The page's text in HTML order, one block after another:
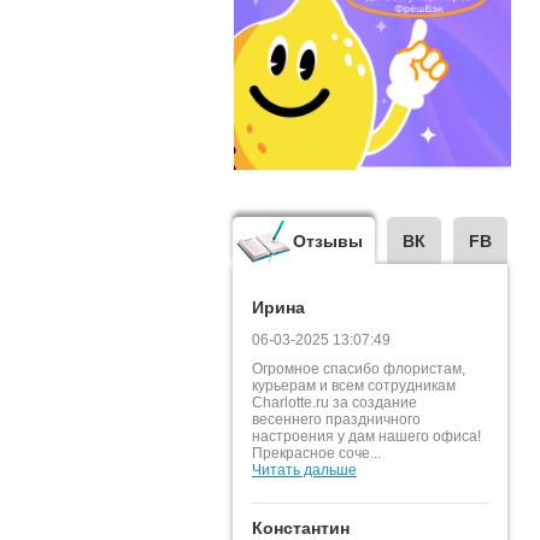
Отзывы ВК FB
Ирина
06-03-2025 13:07:49
Огромное спасибо флористам,
курьерам и всем сотрудникам
Charlotte.ru за создание
весеннего праздничного
настроения у дам нашего офиса!
Прекрасное соче...
Читать дальше
Константин